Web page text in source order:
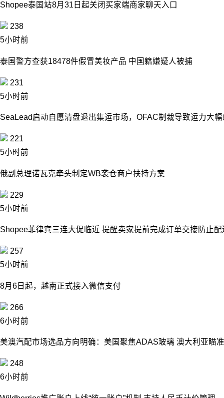
Shopee泰国站8月31日起关闭买家端商家聊天入口
238
5小时前
泰国警方查获18478件假冒美妆产品 中国籍嫌疑人被捕
231
5小时前
SeaLead启动自愿清盘退出集运市场，OFAC制裁导致运力大
221
5小时前
俄副总理诺瓦克牵头制定WB袭仓商户扶持方案
229
5小时前
Shopee菲律宾三连大促临近 提醒卖家提前完成订单交接防止配
257
5小时前
8月6日起，越南正式接入微信支付
266
6小时前
美澳汽配市场选品方向明确：美国聚焦ADAS玻璃 澳大利亚瞄
248
6小时前